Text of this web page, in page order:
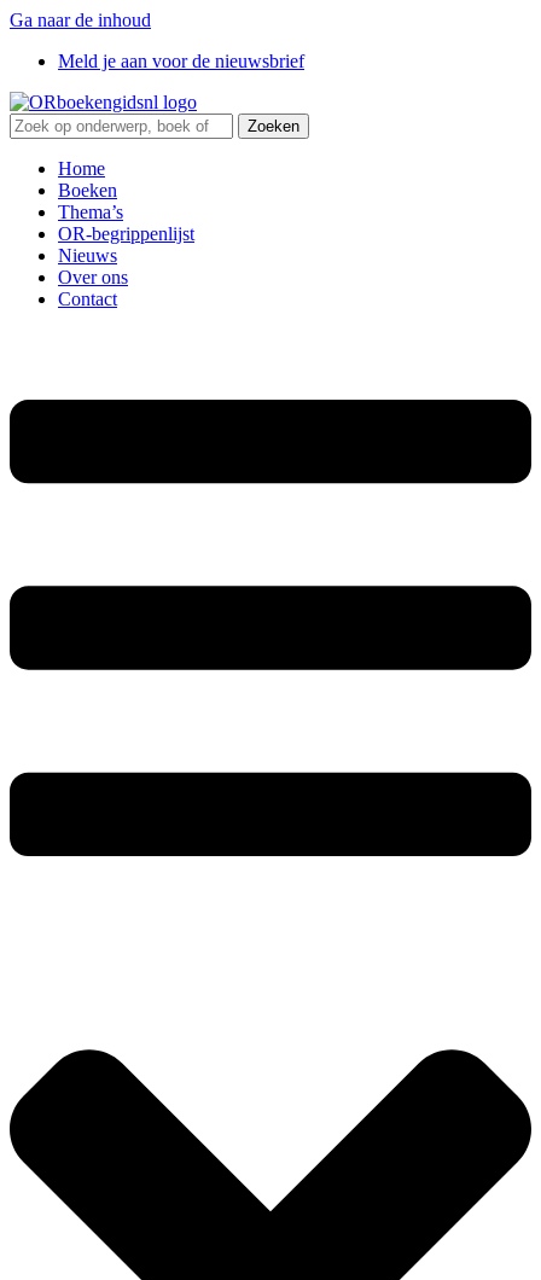
Ga naar de inhoud
Meld je aan voor de nieuwsbrief
Zoeken
Home
Boeken
Thema’s
OR-begrippenlijst
Nieuws
Over ons
Contact